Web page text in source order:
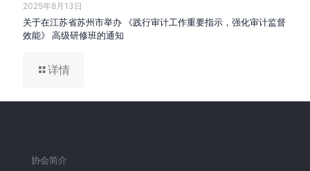
2025年8月13日
关于在江苏省苏州市举办 《践行审计工作重要指示，强化审计监督
效能》 高级研修班的通知
详情
协会简介